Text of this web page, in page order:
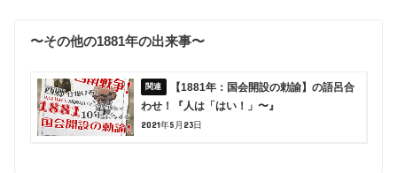
〜その他の1881年の出来事〜
【1881年：国会開設の勅諭】の語呂合
わせ！『人は「はい！」〜』
2021年5月23日